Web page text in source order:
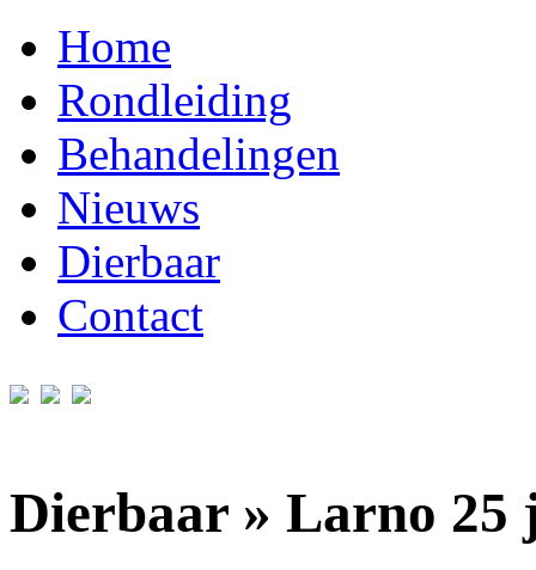
Home
Rondleiding
Behandelingen
Nieuws
Dierbaar
Contact
Dierbaar » Larno 25